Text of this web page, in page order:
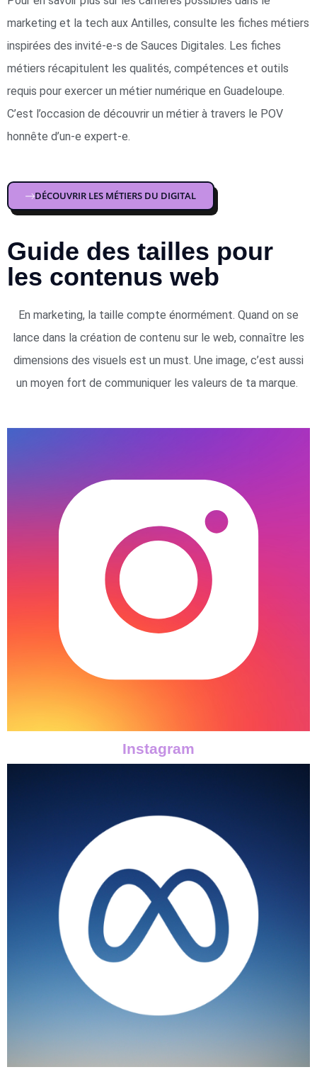
marketing et la tech aux Antilles, consulte les fiches métiers
inspirées des invité-e-s de Sauces Digitales. Les fiches
métiers récapitulent les qualités, compétences et outils
requis pour exercer un métier numérique en Guadeloupe.
C’est l’occasion de découvrir un métier à travers le POV
honnête d’un-e expert-e.
DÉCOUVRIR LES MÉTIERS DU DIGITAL
Guide des tailles pour
les contenus web
En marketing, la taille compte énormément. Quand on se
lance dans la création de contenu sur le web, connaître les
dimensions des visuels est un must. Une image, c’est aussi
un moyen fort de communiquer les valeurs de ta marque.
Instagram